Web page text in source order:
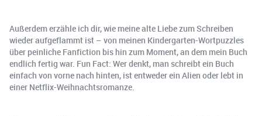
Außerdem erzähle ich dir, wie meine alte Liebe zum Schreiben
wieder aufgeflammt ist – von meinen Kindergarten-Wortpuzzles
über peinliche Fanfiction bis hin zum Moment, an dem mein Buch
endlich fertig war. Fun Fact: Wer denkt, man schreibt ein Buch
einfach von vorne nach hinten, ist entweder ein Alien oder lebt in
einer Netflix-Weihnachtsromanze.